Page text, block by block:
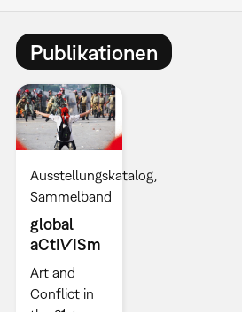
Publikationen
Ausstellungskatalog
Sammelband
global
aCtIVISm
Art and
Conflict in